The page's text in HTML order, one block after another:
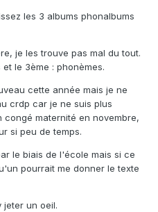
les 3 albums phonalbums
je les trouve pas mal du tout.
et le 3ème : phonèmes.
cette année mais je ne
crdp car je ne suis plus
congé maternité en novembre,
si peu de temps.
le biais de l'école mais si ce
pourrait me donner le texte
jeter un oeil.